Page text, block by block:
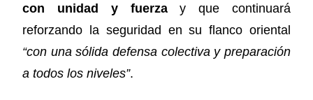
con unidad y fuerzay que continuará
reforzando la seguridad en su flanco oriental
“con una sólida defensa colectiva y preparación
a todos los niveles”.